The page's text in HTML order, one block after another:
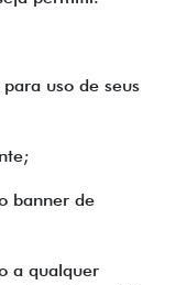
uso de seus
banner de
a qualquer